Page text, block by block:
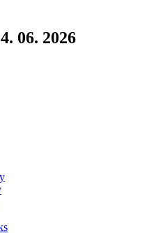
06. 2026